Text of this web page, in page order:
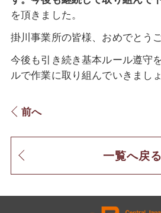
を頂きました。
掛川事業所の皆様、おめでとう
今後も引き続き基本ルール遵守
ルで作業に取り組んでいきましょ
前へ
一覧へ戻る